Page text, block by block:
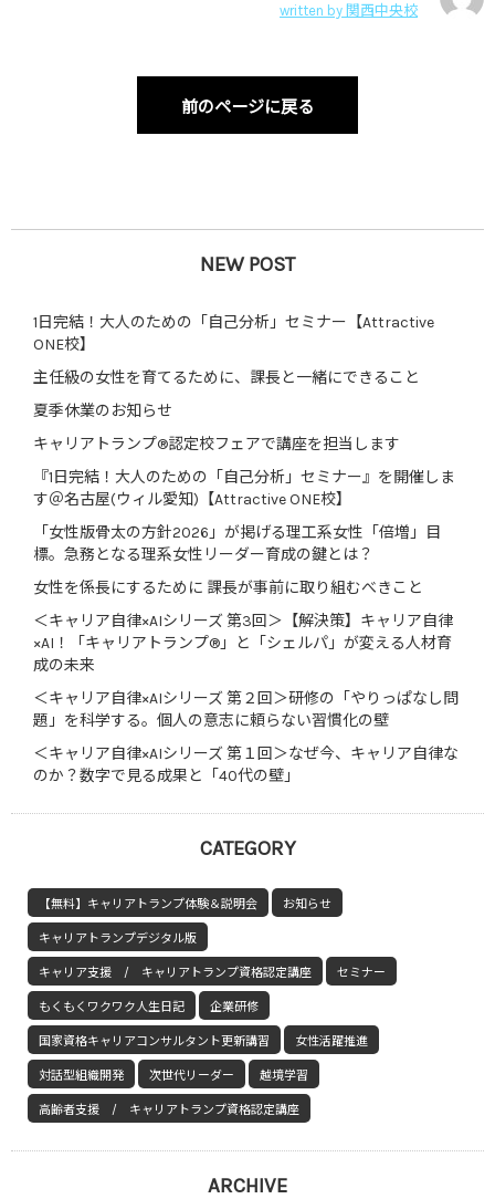
written by 関西中央校
前のページに戻る
NEW POST
1日完結！大人のための「自己分析」セミナー【Attractive
ONE校】
主任級の女性を育てるために、課長と一緒にできること
夏季休業のお知らせ
キャリアトランプ®認定校フェアで講座を担当します
『1日完結！大人のための「自己分析」セミナー』を開催しま
す＠名古屋(ウィル愛知)【Attractive ONE校】
「女性版骨太の方針2026」が掲げる理工系女性「倍増」目
標。急務となる理系女性リーダー育成の鍵とは？
女性を係長にするために 課長が事前に取り組むべきこと
＜キャリア自律×AIシリーズ 第3回＞【解決策】キャリア自律
×AI！「キャリアトランプ®」と「シェルパ」が変える人材育
成の未来
＜キャリア自律×AIシリーズ 第２回＞研修の「やりっぱなし問
題」を科学する。個人の意志に頼らない習慣化の壁
＜キャリア自律×AIシリーズ 第１回＞なぜ今、キャリア自律な
のか？数字で見る成果と「40代の壁」
CATEGORY
【無料】キャリアトランプ体験＆説明会 お知らせ
キャリアトランプデジタル版
キャリア支援 / キャリアトランプ資格認定講座 セミナー
もくもくワクワク人生日記 企業研修
国家資格キャリアコンサルタント更新講習 女性活躍推進
対話型組織開発 次世代リーダー 越境学習
高齢者支援 / キャリアトランプ資格認定講座
ARCHIVE